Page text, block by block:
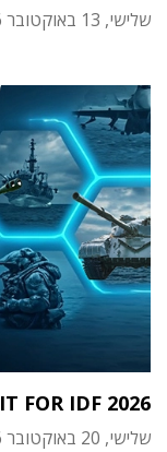
שלישי, 13 באוקטובר 2026
IT FOR IDF 2026
שלישי, 20 באוקטובר 2026